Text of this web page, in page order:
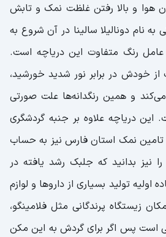
هوا و بالا رفتن غلظت نمک و تابش
نام دونالیلا سالینا در آن شروع به
رنگ متفاوت این دریاچه است.
خودش در برابر نور شدید خورشید،
و همین رنگدانه‌ها علت صورتی
این دریاچه علاوه بر جنبه گردشگری
تامین نمک استان فارس نیز به حساب
نیز بدانید که جلبک رشد یافته در
اولیه تولید بسیاری از داروها و لوازم
زیستگاه پرندگانی مثل فلامینگو،
است پس اگر برای گردش به این مکن